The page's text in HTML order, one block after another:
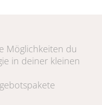
Möglichkeiten du
in deiner kleinen